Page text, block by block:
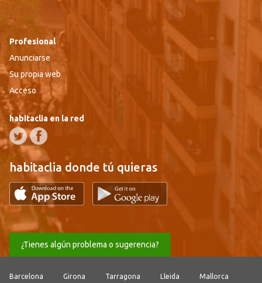
Profesional
Anunciarse
Su propia web
Acceso
habitaclia en la red
habitaclia donde tú quieras
¿Tienes algún problema o sugerencia?
Barcelona Girona Tarragona Lleida
Mallorca